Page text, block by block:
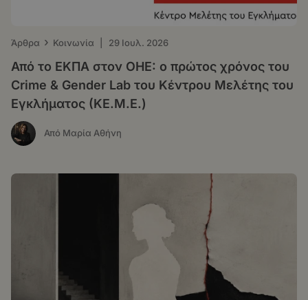
Άρθρα › Κοινωνία 29 Ιουλ. 2026
Από το ΕΚΠΑ στον ΟΗΕ: o πρώτος χρόνος του
Crime & Gender Lab του Κέντρου Μελέτης του
Εγκλήματος (ΚΕ.Μ.Ε.)
Από Μαρία Αθήνη